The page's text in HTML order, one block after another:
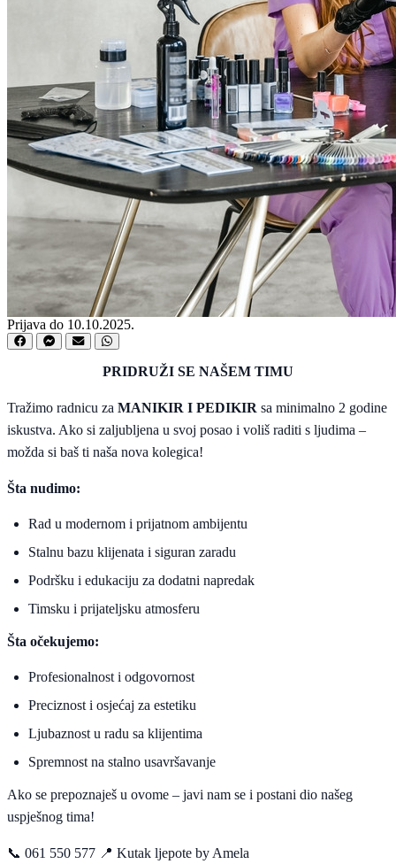
Prijava do 10.10.2025.
PRIDRUŽI SE NAŠEM TIMU
Tražimo radnicu za MANIKIR I PEDIKIR sa minimalno 2 godine
iskustva. Ako si zaljubljena u svoj posao i voliš raditi s ljudima –
možda si baš ti naša nova kolegica!
Šta nudimo:
Rad u modernom i prijatnom ambijentu
Stalnu bazu klijenata i siguran zaradu
Podršku i edukaciju za dodatni napredak
Timsku i prijateljsku atmosferu
Šta očekujemo:
Profesionalnost i odgovornost
Preciznost i osjećaj za estetiku
Ljubaznost u radu sa klijentima
Spremnost na stalno usavršavanje
Ako se prepoznaješ u ovome – javi nam se i postani dio našeg
uspješnog tima!
📞 061 550 577 📍 Kutak ljepote by Amela